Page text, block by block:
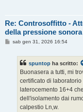
Re: Controsoffitto -
della pressione
Msab gen 31, 2026 16:54
spuntop ha scritto:
Buonasera a tutti, mi
certificato di
laterocemento 16+4
dell'isolamento dai
calpestio Ln,w.